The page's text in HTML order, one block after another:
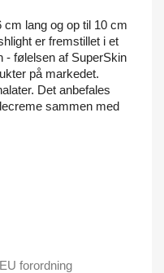
lang og op til 10 cm
er fremstillet i et
- følelsen af SuperSkin
på markedet.
Det anbefales
sammen med
forordning